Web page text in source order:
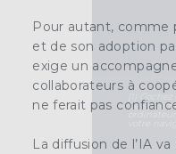
Pour autant, comme
et de son adoption
exige un
collaborateurs à
ne ferait pas
La diffusion de l’IA
Ce